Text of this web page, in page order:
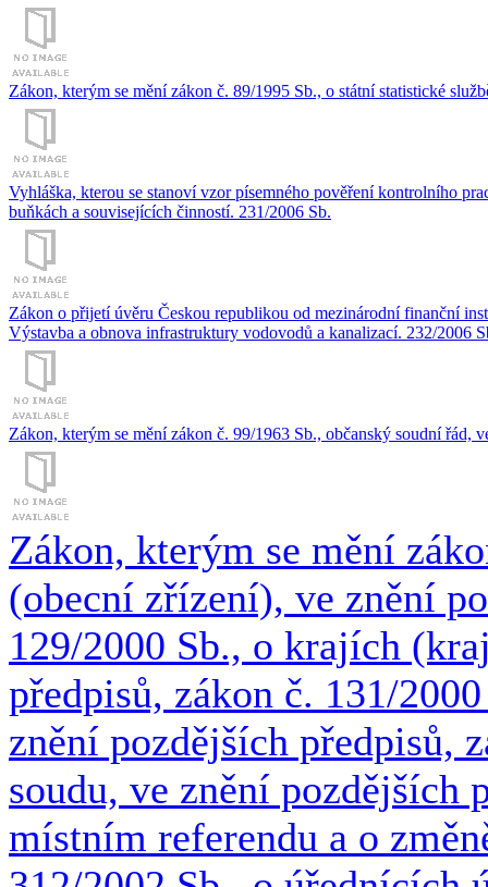
Zákon, kterým se mění zákon č. 89/1995 Sb., o státní statistické
Vyhláška, kterou se stanoví vzor písemného pověření kontrolního
buňkách a souvisejících činností. 231/2006 Sb.
Zákon o přijetí úvěru Českou republikou od mezinárodní finanční
Výstavba a obnova infrastruktury vodovodů a kanalizací. 232/2006
Zákon, kterým se mění zákon č. 99/1963 Sb., občanský soudní řád,
Zákon, kterým se mění
(obecní zřízení), ve znění
129/2000 Sb., o krajích
předpisů, zákon č. 131/
znění pozdějších předpisů,
soudu, ve znění pozdějších
místním referendu a o